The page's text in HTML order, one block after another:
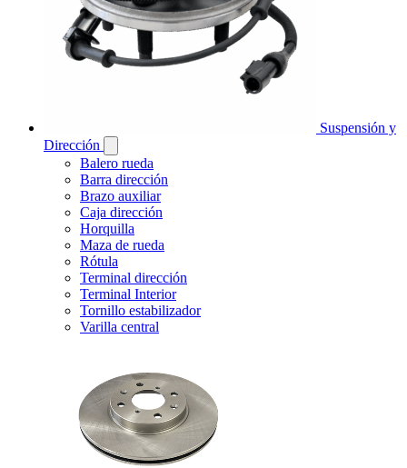
Suspensión y
Dirección
Balero rueda
Barra dirección
Brazo auxiliar
Caja dirección
Horquilla
Maza de rueda
Rótula
Terminal dirección
Terminal Interior
Tornillo estabilizador
Varilla central